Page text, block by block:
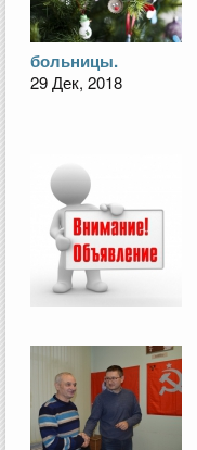
больницы.
29 Дек, 2018